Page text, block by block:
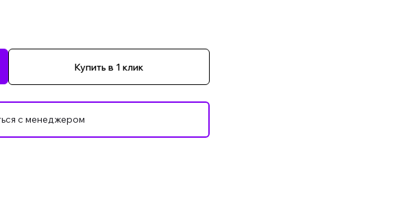
Купить в 1 клик
с менеджером